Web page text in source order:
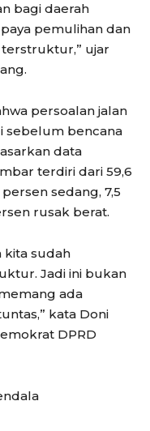
bagi daerah
pemulihan dan
ujar
persoalan jalan
sebelum bencana
data
terdiri dari 59,6
sedang, 7,5
rusak berat.
kita sudah
Jadi ini bukan
ada
kata Doni
DPRD